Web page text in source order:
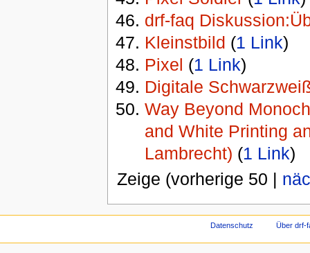
drf-faq
Kleinstbild ‏‎ (1 Link)
Pixel ‏‎ (1 Link)
Digitale
Way Beyond
and White Printing
Lambrecht) ‏‎ (1 Link)
Zeige (vorherige 50 |
Datenschutz Über drf-